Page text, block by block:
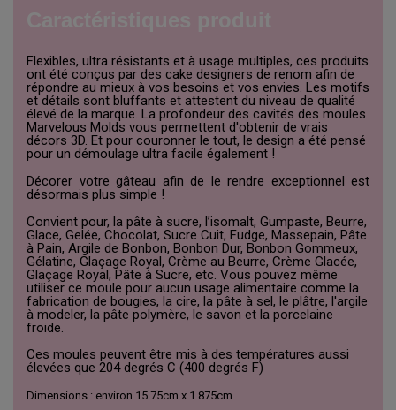
Flexibles, ultra résistants et à usage multiples, ces produits
ont été conçus par des cake designers de renom afin de
répondre au mieux à vos besoins et vos envies. Les motifs
et détails sont bluffants et attestent du niveau de qualité
élevé de la marque. La profondeur des cavités des moules
Marvelous Molds vous permettent d'obtenir de vrais
décors 3D. Et pour couronner le tout, le design a été pensé
pour un démoulage ultra facile également !
Décorer votre gâteau afin de le rendre exceptionnel est
désormais plus simple !
Convient pour, la pâte à sucre, l’isomalt, Gumpaste, Beurre,
Glace, Gelée, Chocolat, Sucre Cuit, Fudge, Massepain, Pâte
à Pain, Argile de Bonbon, Bonbon Dur, Bonbon Gommeux,
Gélatine, Glaçage Royal, Crème au Beurre, Crème Glacée,
Glaçage Royal, Pâte à Sucre, etc. Vous pouvez même
utiliser ce moule pour aucun usage alimentaire comme la
fabrication de bougies, la cire, la pâte à sel, le plâtre, l'argile
à modeler, la pâte polymère, le savon et la porcelaine
froide.
Ces moules peuvent être mis à des températures aussi
élevées que 204 degrés C (400 degrés F)
Dimensions : environ 15.75cm x 1.875cm.